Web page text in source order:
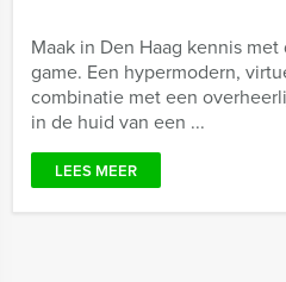
Maak in Den Haag kennis
game. Een hypermodern,
combinatie met een
in de huid van een ...
LEES MEER